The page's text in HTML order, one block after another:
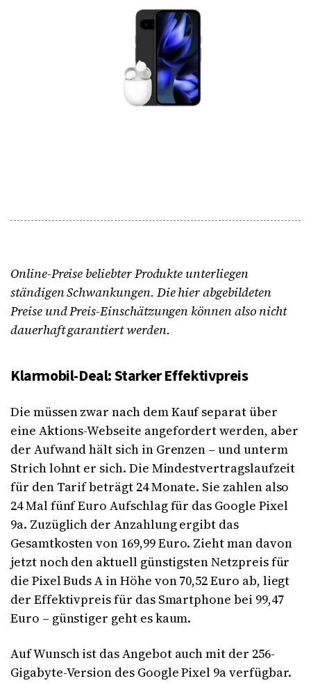
Online-Preise beliebter Produkte unterliegen
ständigen Schwankungen. Die hier abgebildeten
Preise und Preis-Einschätzungen können also nicht
dauerhaft garantiert werden.
Klarmobil-Deal: Starker Effektivpreis
Die müssen zwar nach dem Kauf separat über
eine Aktions-Webseite angefordert werden, aber
der Aufwand hält sich in Grenzen – und unterm
Strich lohnt er sich. Die Mindestvertragslaufzeit
für den Tarif beträgt 24 Monate. Sie zahlen also
24 Mal fünf Euro Aufschlag für das Google Pixel
9a. Zuzüglich der Anzahlung ergibt das
Gesamtkosten von 169,99 Euro. Zieht man davon
jetzt noch den aktuell günstigsten Netzpreis für
die Pixel Buds A in Höhe von 70,52 Euro ab, liegt
der Effektivpreis für das Smartphone bei 99,47
Euro – günstiger geht es kaum.
Auf Wunsch ist das Angebot auch mit der 256-
Gigabyte-Version des Google Pixel 9a verfügbar.